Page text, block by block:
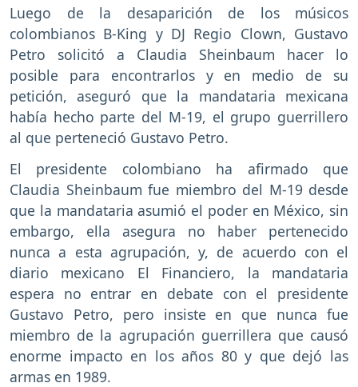
Luego de la desaparición de los músicos
colombianos B-King y DJ Regio Clown, Gustavo
Petro solicitó a Claudia Sheinbaum hacer lo
posible para encontrarlos y en medio de su
petición, aseguró que la mandataria mexicana
había hecho parte del M-19, el grupo guerrillero
al que perteneció Gustavo Petro.
El presidente colombiano ha afirmado que
Claudia Sheinbaum fue miembro del M-19 desde
que la mandataria asumió el poder en México, sin
embargo, ella asegura no haber pertenecido
nunca a esta agrupación, y, de acuerdo con el
diario mexicano El Financiero, la mandataria
espera no entrar en debate con el presidente
Gustavo Petro, pero insiste en que nunca fue
miembro de la agrupación guerrillera que causó
enorme impacto en los años 80 y que dejó las
armas en 1989.